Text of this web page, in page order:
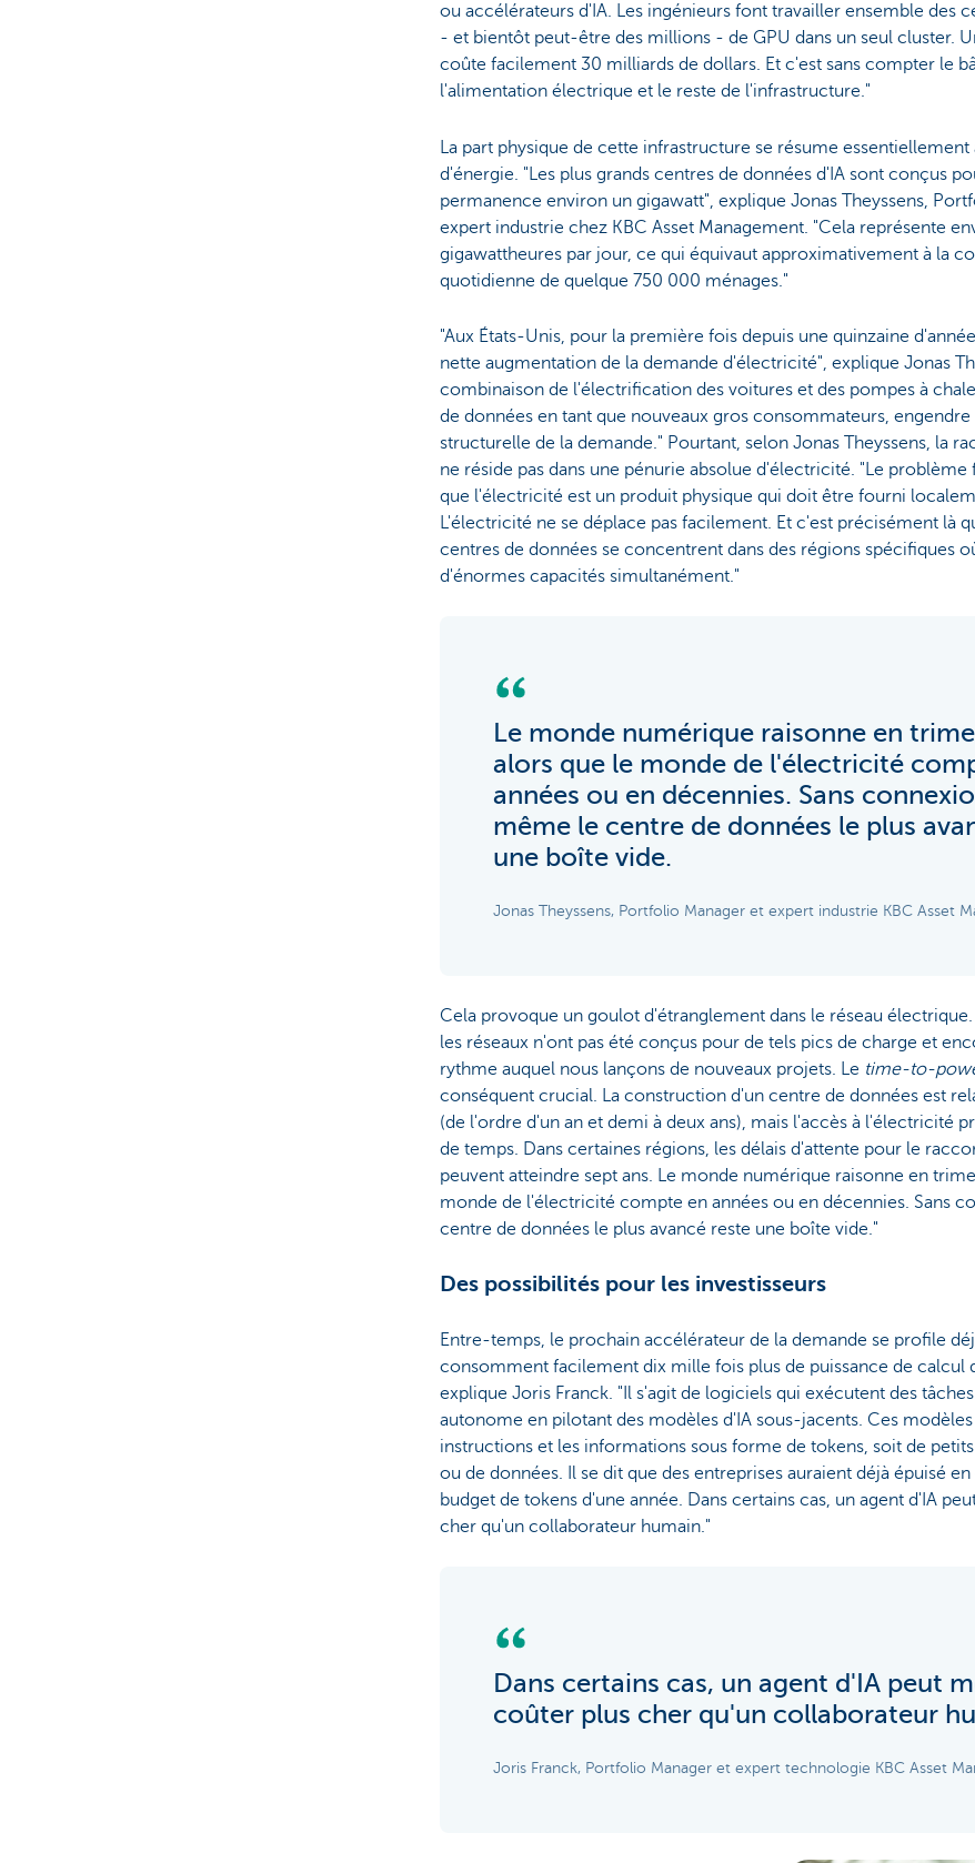
ou accélérateurs d'IA. Les ingénieurs font travailler ensemble des
- et bientôt peut-être des millions - de GPU dans un seul cluster.
coûte facilement 30 milliards de dollars. Et c'est sans compter le
l'alimentation électrique et le reste de l'infrastructure."
La part physique de cette infrastructure se résume essentiellement
d'énergie. "Les plus grands centres de données d'IA sont conçus
permanence environ un gigawatt", explique Jonas Theyssens,
expert industrie chez KBC Asset Management. "Cela représente
gigawattheures par jour, ce qui équivaut approximativement à la
quotidienne de quelque 750 000 ménages."
"Aux États-Unis, pour la première fois depuis une quinzaine
nette augmentation de la demande d'électricité", explique Jonas
combinaison de l'électrification des voitures et des pompes à
de données en tant que nouveaux gros consommateurs, engendre
structurelle de la demande." Pourtant, selon Jonas Theyssens, la
ne réside pas dans une pénurie absolue d'électricité. "Le problème
que l'électricité est un produit physique qui doit être fourni
L'électricité ne se déplace pas facilement. Et c'est précisément là
centres de données se concentrent dans des régions spécifiques
d'énormes capacités simultanément."
Le monde numérique raisonne en
alors que le monde de l'électricité
années ou en décennies. Sans
même le centre de données le plus
une boîte vide.
Jonas Theyssens, Portfolio Manager et expert industrie KBC Asset
Cela provoque un goulot d'étranglement dans le réseau
les réseaux n'ont pas été conçus pour de tels pics de charge et
rythme auquel nous lançons de nouveaux projets. Le time-to-
conséquent crucial. La construction d'un centre de données est
(de l'ordre d'un an et demi à deux ans), mais l'accès à l'électricité
de temps. Dans certaines régions, les délais d'attente pour le
peuvent atteindre sept ans. Le monde numérique raisonne en
monde de l'électricité compte en années ou en décennies. Sans
centre de données le plus avancé reste une boîte vide."
Des possibilités pour les investisseurs
Entre-temps, le prochain accélérateur de la demande se profile
consomment facilement dix mille fois plus de puissance de calcul
explique Joris Franck. "Il s'agit de logiciels qui exécutent des
autonome en pilotant des modèles d'IA sous-jacents. Ces
instructions et les informations sous forme de tokens, soit de
ou de données. Il se dit que des entreprises auraient déjà épuisé
budget de tokens d'une année. Dans certains cas, un agent d'IA
cher qu'un collaborateur humain."
Dans certains cas, un agent d'IA peut
coûter plus cher qu'un collaborateur
Joris Franck, Portfolio Manager et expert technologie KBC Asset